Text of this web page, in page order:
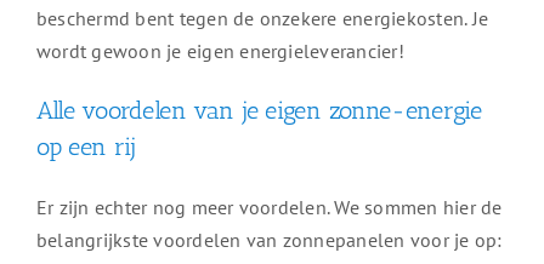
beschermd bent tegen de onzekere energiekosten. Je
wordt gewoon je eigen energieleverancier!
Alle voordelen van je eigen zonne-energie
op een rij
Er zijn echter nog meer voordelen. We sommen hier de
belangrijkste voordelen van zonnepanelen voor je op: